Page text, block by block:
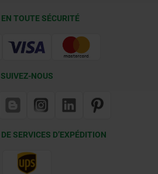
EN TOUTE SÉCURITÉ
SUIVEZ-NOUS
SERVICES D’EXPÉDITION